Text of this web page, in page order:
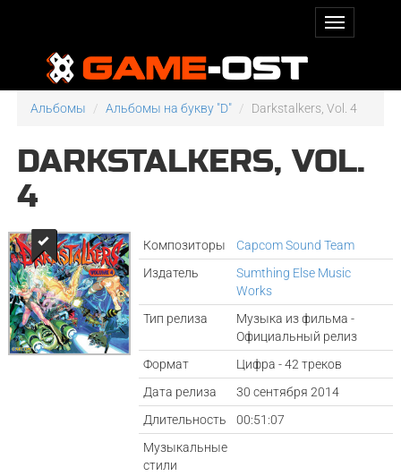
Альбомы Альбомы на букву "D" Darkstalkers, Vol. 4
DARKSTALKERS, VOL.
4
Композиторы
Capcom Sound Team
Издатель
Sumthing Else Music
Works
Тип релиза
Музыка из фильма -
Официальный релиз
Формат
Цифра - 42 треков
Дата релиза
30 сентября 2014
Длительность
00:51:07
Музыкальные
стили